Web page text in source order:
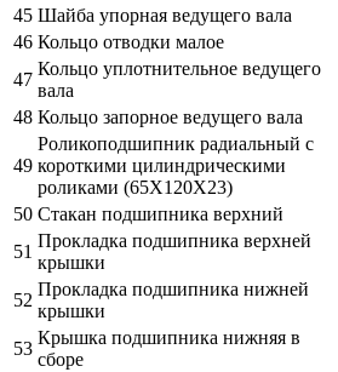
45 Шайба упорная ведущего вала
46 Кольцо отводки малое
47
Кольцо уплотнительное ведущего
вала
48 Кольцо запорное ведущего вала
49
Роликоподшипник радиальный с
короткими цилиндрическими
роликами (65Х120Х23)
50 Стакан подшипника верхний
51
Прокладка подшипника верхней
крышки
52
Прокладка подшипника нижней
крышки
53
Крышка подшипника нижняя в
сборе